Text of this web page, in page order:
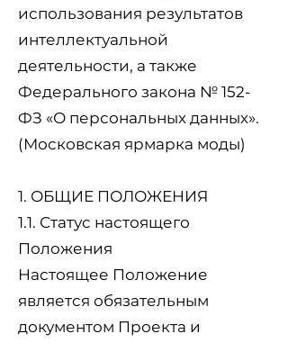
использования результатов
интеллектуальной
деятельности, а также
Федерального закона № 152-
ФЗ «О персональных данных».
(Московская ярмарка моды)
1. ОБЩИЕ ПОЛОЖЕНИЯ
1.1. Статус настоящего
Положения
Настоящее Положение
является обязательным
документом Проекта и